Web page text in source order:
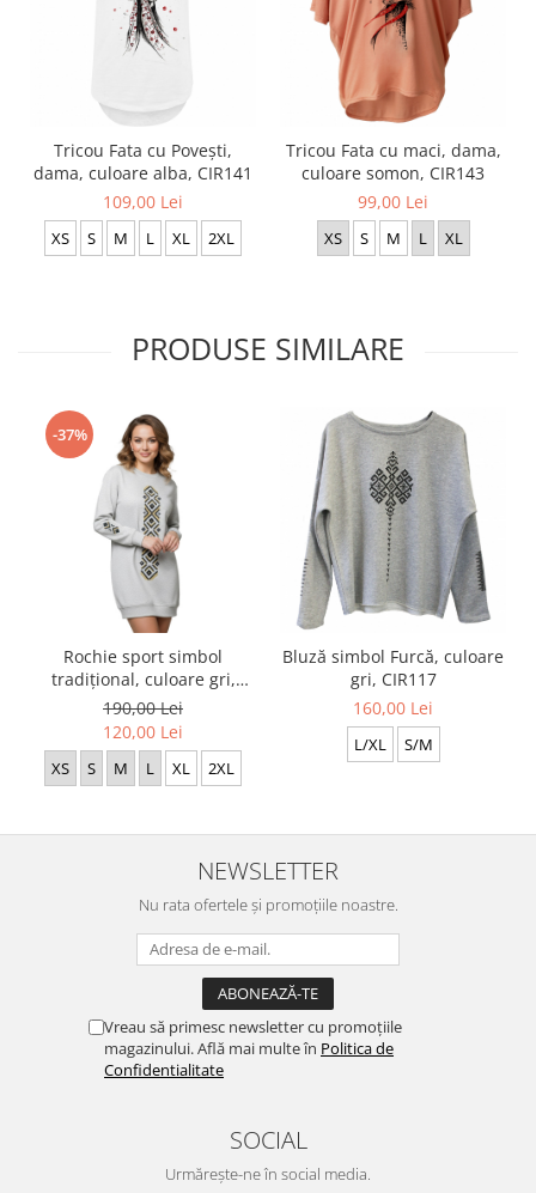
Tricou Fata cu Povești,
dama, culoare alba, CIR141
109,00 Lei
XS S M L XL 2XL
Tricou Fata cu maci, dama,
culoare somon, CIR143
99,00 Lei
XS S M L XL
PRODUSE SIMILARE
-37%
Rochie sport simbol
tradițional, culoare gri,
CIR137
190,00 Lei
120,00 Lei
XS S M L XL 2XL
Bluză simbol Furcă, culoare
gri, CIR117
160,00 Lei
L/XL S/M
NEWSLETTER
Nu rata ofertele și promoțiile noastre.
Vreau să primesc newsletter cu promoțiile
magazinului. Află mai multe în Politica de
Confidentialitate
SOCIAL
Urmărește-ne în social media.